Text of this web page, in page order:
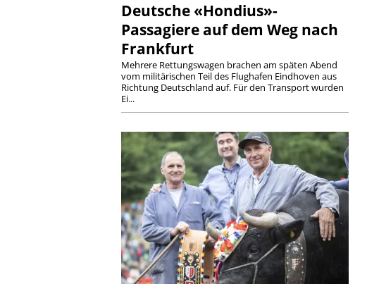
Deutsche «Hondius»-
Passagiere auf dem Weg nach
Frankfurt
Mehrere Rettungswagen brachen am späten Abend
vom militärischen Teil des Flughafen Eindhoven aus
Richtung Deutschland auf. Für den Transport wurden
Ei...